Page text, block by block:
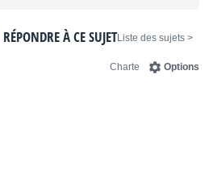
< Liste des sujets
RÉPONDRE À CE SUJET
Options
Charte